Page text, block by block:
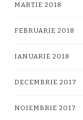
MARTIE 2018
FEBRUARIE 2018
IANUARIE 2018
DECEMBRIE 2017
NOIEMBRIE 2017